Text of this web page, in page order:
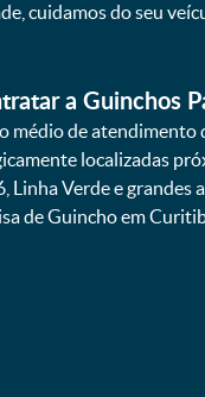
cuidamos do seu
a Guinchos
médio de
localizadas
Linha Verde e grandes
de Guincho em